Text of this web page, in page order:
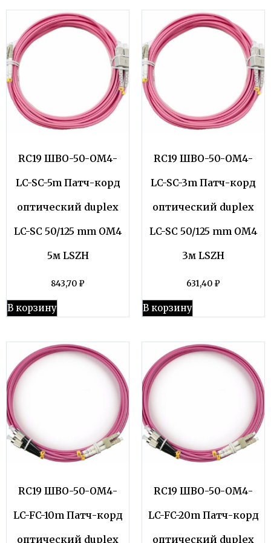
RC19 ШВО-50-OM4-
LC-SC-5m Патч-корд
оптический duplex
LC-SC 50/125 mm OM4
5м LSZH
843,70 ₽
В корзину
RC19 ШВО-50-OM4-
LC-SC-3m Патч-корд
оптический duplex
LC-SC 50/125 mm OM4
3м LSZH
631,40 ₽
В корзину
RC19 ШВО-50-OM4-
LC-FC-10m Патч-корд
оптический duplex
RC19 ШВО-50-OM4-
LC-FC-20m Патч-корд
оптический duplex